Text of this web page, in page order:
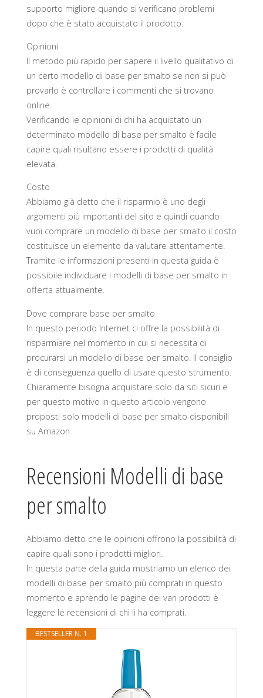
supporto migliore quando si verificano problemi
dopo che è stato acquistato il prodotto.
Opinioni
Il metodo più rapido per sapere il livello qualitativo di
un certo modello di base per smalto se non si può
provarlo è controllare i commenti che si trovano
online.
Verificando le opinioni di chi ha acquistato un
determinato modello di base per smalto è facile
capire quali risultano essere i prodotti di qualità
elevata.
Costo
Abbiamo già detto che il risparmio è uno degli
argomenti più importanti del sito e quindi quando
vuoi comprare un modello di base per smalto il costo
costituisce un elemento da valutare attentamente.
Tramite le informazioni presenti in questa guida è
possibile individuare i modelli di base per smalto in
offerta attualmente.
Dove comprare base per smalto
In questo periodo Internet ci offre la possibilità di
risparmiare nel momento in cui si necessita di
procurarsi un modello di base per smalto. Il consiglio
è di conseguenza quello di usare questo strumento.
Chiaramente bisogna acquistare solo da siti sicuri e
per questo motivo in questo articolo vengono
proposti solo modelli di base per smalto disponibili
su Amazon.
Recensioni Modelli di base
per smalto
Abbiamo detto che le opinioni offrono la possibilità di
capire quali sono i prodotti migliori.
In questa parte della guida mostriamo un elenco dei
modelli di base per smalto più comprati in questo
momento e aprendo le pagine dei vari prodotti è
leggere le recensioni di chi li ha comprati.
BESTSELLER N. 1